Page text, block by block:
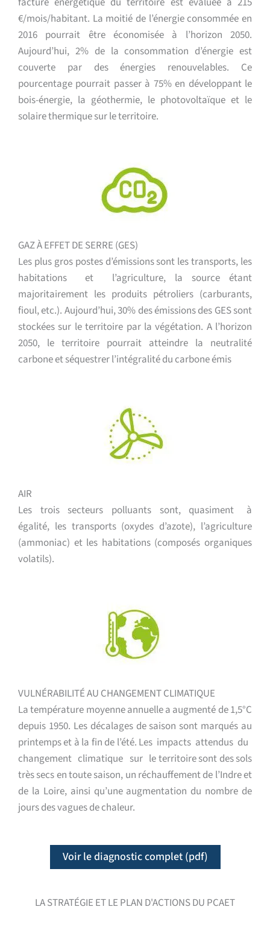
€/mois/habitant. La moitié de l’énergie consommée en
2016 pourrait être économisée à l’horizon 2050.
Aujourd’hui, 2% de la consommation d’énergie est
couverte par des énergies renouvelables. Ce
pourcentage pourrait passer à 75% en développant le
bois-énergie, la géothermie, le photovoltaïque et le
solaire thermique sur le territoire.
GAZ À EFFET DE SERRE (GES)
Les plus gros postes d’émissions sont les transports, les
habitations et l’agriculture, la source étant
majoritairement les produits pétroliers (carburants,
fioul, etc.). Aujourd’hui, 30% des émissions des GES sont
stockées sur le territoire par la végétation. A l’horizon
2050, le territoire pourrait atteindre la neutralité
carbone et séquestrer l’intégralité du carbone émis
AIR
Les trois secteurs polluants sont, quasiment à
égalité, les transports (oxydes d’azote), l’agriculture
(ammoniac) et les habitations (composés organiques
volatils).
VULNÉRABILITÉ AU CHANGEMENT CLIMATIQUE
La température moyenne annuelle a augmenté de 1,5°C
depuis 1950. Les décalages de saison sont marqués au
printemps et à la fin de l’été. Les impacts attendus du
changement climatique sur le territoire sont des sols
très secs en toute saison, un réchauffement de l’Indre et
de la Loire, ainsi qu’une augmentation du nombre de
jours des vagues de chaleur.
Voir le diagnostic complet (pdf)
LA STRATÉGIE ET LE PLAN D'ACTIONS DU PCAET